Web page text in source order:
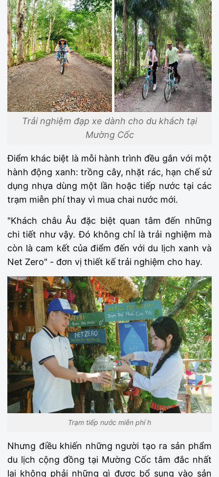
Trải nghiệm đạp xe dành cho du khách tại
Mường Cốc
Điểm khác biệt là mỗi hành trình đều gắn với một
hành động xanh: trồng cây, nhặt rác, hạn chế sử
dụng nhựa dùng một lần hoặc tiếp nước tại các
trạm miễn phí thay vì mua chai nước mới.
"Khách châu Âu đặc biệt quan tâm đến những
chi tiết như vậy. Đó không chỉ là trải nghiệm mà
còn là cam kết của điểm đến với du lịch xanh và
Net Zero" - đơn vị thiết kế trải nghiệm cho hay.
Trạm tiếp nước miễn phí h
Nhưng điều khiến những người tạo ra sản phẩm
du lịch cộng đồng tại Mường Cốc tâm đắc nhất
lại không phải những gì được bổ sung vào sản